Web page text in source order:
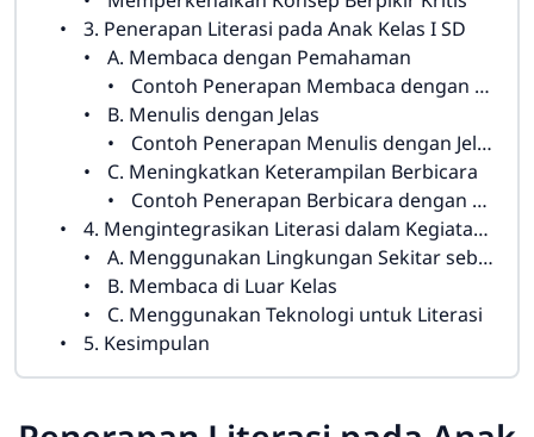
3. Penerapan Literasi pada Anak Kelas I SD
A. Membaca dengan Pemahaman
Contoh Penerapan Membaca dengan Pemahaman:
B. Menulis dengan Jelas
Contoh Penerapan Menulis dengan Jelas:
C. Meningkatkan Keterampilan Berbicara
Contoh Penerapan Berbicara dengan Percaya Diri:
4. Mengintegrasikan Literasi dalam Kegiatan Sehari-hari
A. Menggunakan Lingkungan Sekitar sebagai Sumber Literasi
B. Membaca di Luar Kelas
C. Menggunakan Teknologi untuk Literasi
5. Kesimpulan